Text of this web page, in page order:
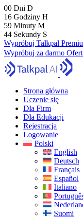
00 Dni D
16 Godziny H
59 Minuty M
43 Sekundy S
Wypróbuj Talkpal
Wypróbuj za darmo
Strona główna
Uczenie się
Dla Firm
Dla Edukacji
Rejestracja
Logowanie
Polski
English
Deutsch
Français
Español
Italiano
Suomi